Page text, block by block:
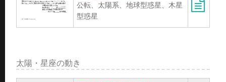
公転、太陽系、地球型惑星、木星
型惑星
太陽・星座の動き